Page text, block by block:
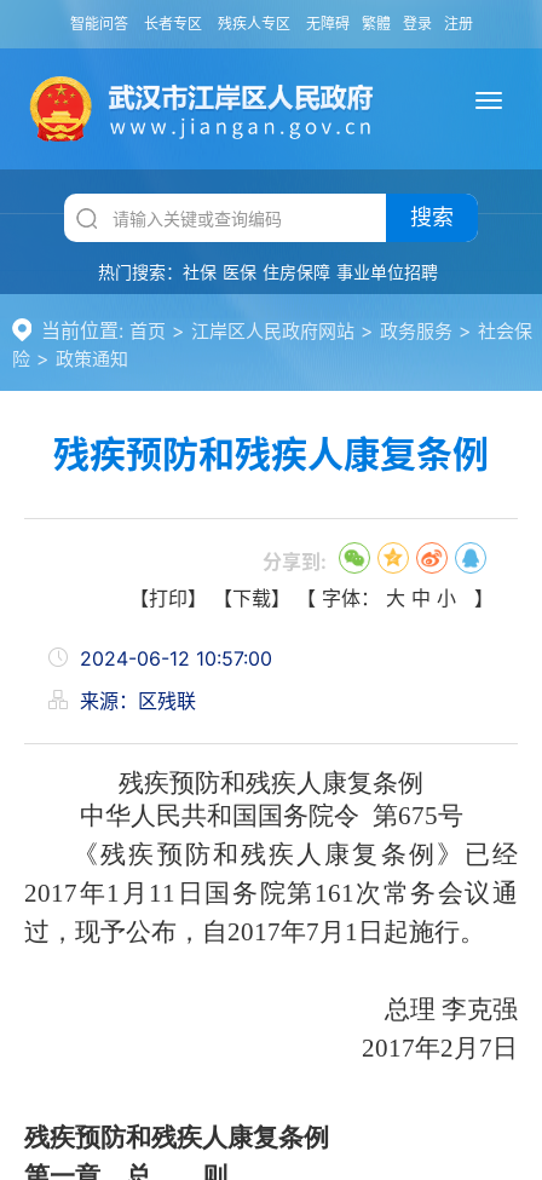
智能问答 长者专区 残疾人专区 无障碍 繁體 登录 注册
搜索
热门搜索： 社保 医保 住房保障 事业单位招聘
当前位置: 首页 > 江岸区人民政府网站 > 政务服务 > 社会保
险 > 政策通知
残疾预防和残疾人康复条例
分享到:
【打印】
【下载】 【 字体： 大 中 小 】
2024-06-12 10:57:00
来源：区残联
残疾预防和残疾人康复条例
中华人民共和国国务院令 第675号
《残疾预防和残疾人康复条例》已经
2017年1月11日国务院第161次常务会议通
过，现予公布，自2017年7月1日起施行。
总理 李克强
2017年2月7日
残疾预防和残疾人康复条例